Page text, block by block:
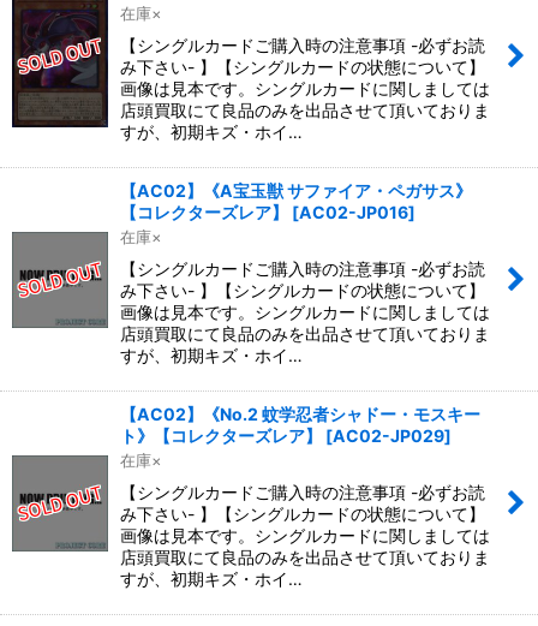
在庫×
【シングルカードご購入時の注意事項 -必ずお読
み下さい- 】【シングルカードの状態について】
画像は見本です。シングルカードに関しましては
店頭買取にて良品のみを出品させて頂いておりま
すが、初期キズ・ホイ…
【AC02】《A宝玉獣 サファイア・ペガサス》
【コレクターズレア】
[AC02-JP016]
在庫×
【シングルカードご購入時の注意事項 -必ずお読
み下さい- 】【シングルカードの状態について】
画像は見本です。シングルカードに関しましては
店頭買取にて良品のみを出品させて頂いておりま
すが、初期キズ・ホイ…
【AC02】《No.2 蚊学忍者シャドー・モスキー
ト》【コレクターズレア】
[AC02-JP029]
在庫×
【シングルカードご購入時の注意事項 -必ずお読
み下さい- 】【シングルカードの状態について】
画像は見本です。シングルカードに関しましては
店頭買取にて良品のみを出品させて頂いておりま
すが、初期キズ・ホイ…